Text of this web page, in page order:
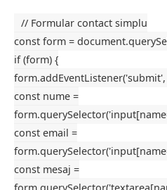
// Formular contact simplu
const form = document.
if(form) {
form.addEventListener('submit',
const nume =
form.querySelector(
const email =
form.querySelector(
const mesaj =